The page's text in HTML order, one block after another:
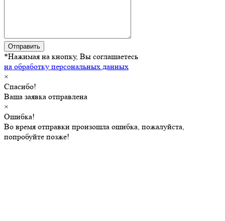
Отправить
*Нажимая на кнопку, Вы соглашаетесь
на обработку персональных данных
×
Спасибо!
Ваша заявка отправлена
×
Ошибка!
Во время отправки произошла ошибка, пожалуйста,
попробуйте позже!